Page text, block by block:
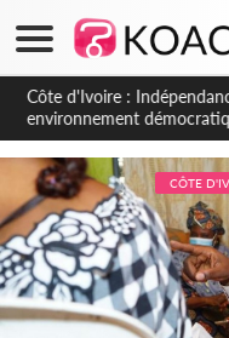
Côte d'Ivoire :
environnement
CÔTE